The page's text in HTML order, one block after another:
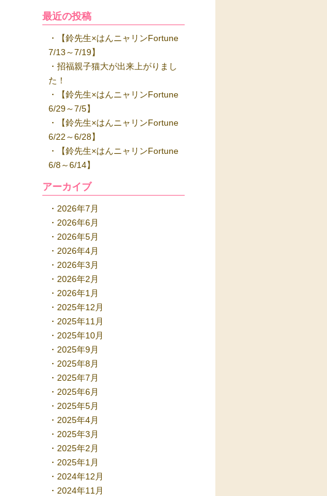
最近の投稿
【鈴先生×はんニャリンFortune
7/13～7/19】
招福親子猫大が出来上がりまし
た！
【鈴先生×はんニャリンFortune
6/29～7/5】
【鈴先生×はんニャリンFortune
6/22～6/28】
【鈴先生×はんニャリンFortune
6/8～6/14】
アーカイブ
2026年7月
2026年6月
2026年5月
2026年4月
2026年3月
2026年2月
2026年1月
2025年12月
2025年11月
2025年10月
2025年9月
2025年8月
2025年7月
2025年6月
2025年5月
2025年4月
2025年3月
2025年2月
2025年1月
2024年12月
2024年11月